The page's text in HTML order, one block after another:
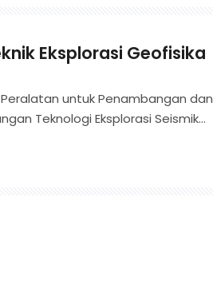
Eksplorasi Geofisika
untuk Penambangan dan
Teknologi Eksplorasi Seismik
bencana tersembunyi seperti